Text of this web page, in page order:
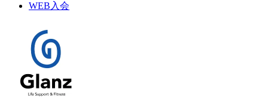
WEB入会